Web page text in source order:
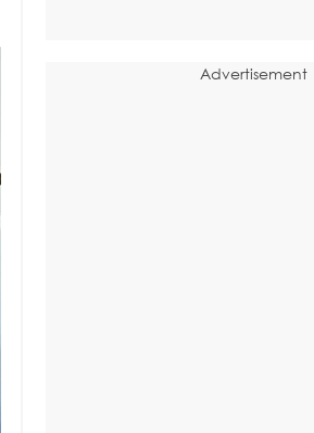
Advertisement